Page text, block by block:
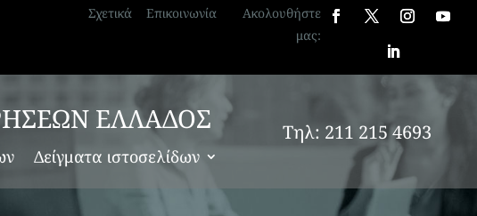
Σχετικά Επικοινωνία
Ακολουθήστε
μας:
ΕΛΛΑΔΟΣ
Δείγματα ιστοσελίδων
Τηλ: 211 215 4693